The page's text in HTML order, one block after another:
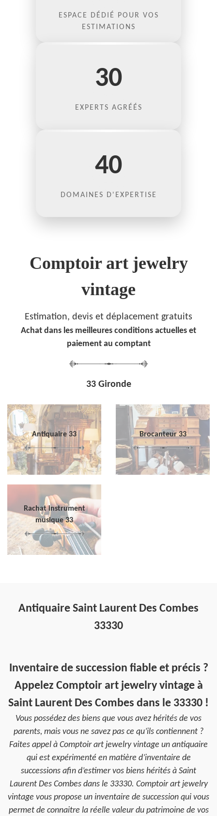
ESPACE DÉDIÉ POUR VOS
ESTIMATIONS
30
EXPERTS AGRÉÉS
40
DOMAINES D'EXPERTISE
Comptoir art jewelry
vintage
Estimation, devis et déplacement gratuits
Achat dans les meilleures conditions actuelles et
paiement au comptant
33 Gironde
Antiquaire 33 Brocanteur 33
Rachat instrument
musique 33
Antiquaire Saint Laurent Des Combes
33330
Inventaire de succession fiable et précis ?
Appelez Comptoir art jewelry vintage à
Saint Laurent Des Combes dans le 33330 !
Vous possédez des biens que vous avez hérités de vos
parents, mais vous ne savez pas ce qu’ils contiennent ?
Faites appel à Comptoir art jewelry vintage un antiquaire
qui est expérimenté en matière d’inventaire de
successions afin d’estimer vos biens hérités à Saint
Laurent Des Combes dans le 33330. Comptoir art jewelry
vintage vous propose un inventaire de succession qui vous
permet de connaitre la réelle valeur du patrimoine de vos